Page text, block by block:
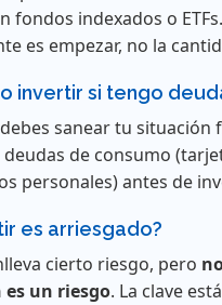
fondos indexados o
es empezar, no la
invertir si tengo
sanear tu situación
deudas de consumo
personales) antes de
es arriesgado?
cierto riesgo, pero
un riesgo. La clave